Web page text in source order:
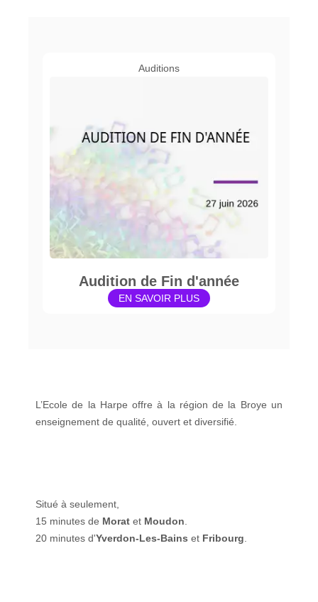
Auditions
Audition de Fin d'année
EN SAVOIR PLUS
L’Ecole de la Harpe offre à la région de la Broye un
enseignement de qualité, ouvert et diversifié.
Situé à seulement,
15 minutes de Morat et Moudon
20 minutes d'Yverdon-Les-Bains et Fribourg